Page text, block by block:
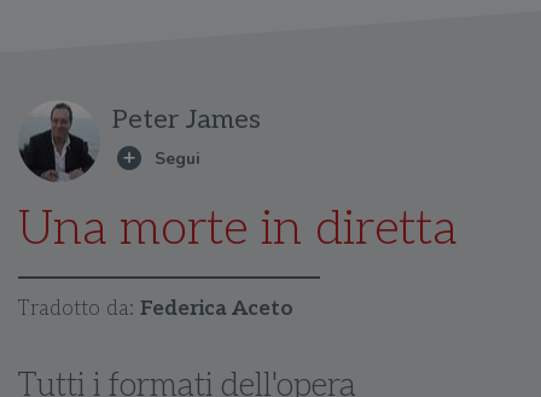
Peter James
Una morte in diretta
Tradotto da: Federica Aceto
Tutti i formati dell'opera